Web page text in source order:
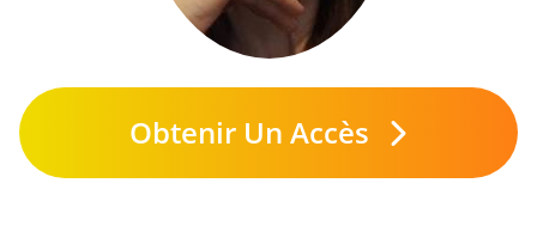
Obtenir Un Accès